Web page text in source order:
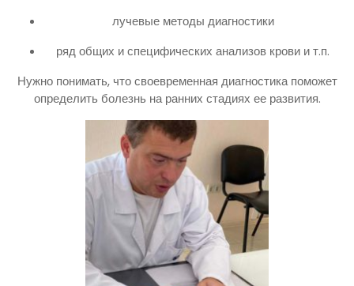
лучевые методы диагностики
ряд общих и специфических анализов крови и т.п.
Нужно понимать, что своевременная диагностика поможет
определить болезнь на ранних стадиях ее развития.